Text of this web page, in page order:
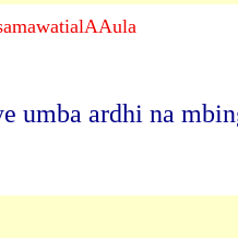
umba ardhi na